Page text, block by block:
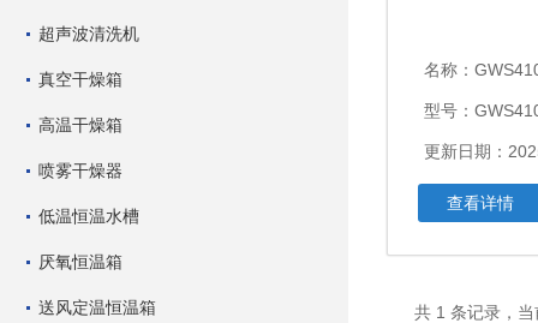
超声波清洗机
真空干燥箱
高温干燥箱
喷雾干燥器
低温恒温水槽
厌氧恒温箱
送风定温恒温箱
名称： GWS410有机溶
型号：
更新日期：
查看详情
共 1 条记录，